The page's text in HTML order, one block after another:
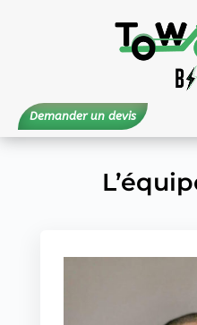
Demander un devis